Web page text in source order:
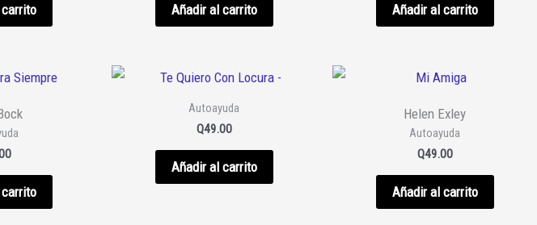
Añadir al carrito Añadir al carrito
Autoayuda
Q49.00
Añadir al carrito
Helen Exley
Autoayuda
Q49.00
Añadir al carrito